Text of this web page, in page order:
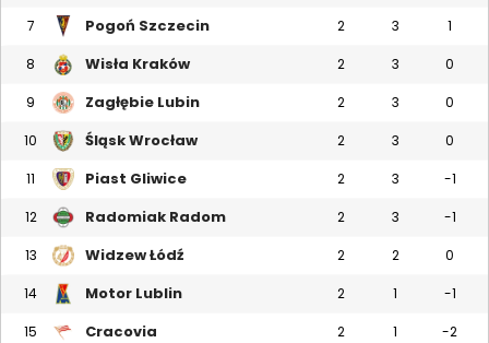
7 Pogoń Szczecin 2 3 1
8 Wisła Kraków 2 3 0
9 Zagłębie Lubin 2 3 0
10 Śląsk Wrocław 2 3 0
11 Piast Gliwice 2 3 -1
12 Radomiak Radom 2 3 -1
13 Widzew Łódź 2 2 0
14 Motor Lublin 2 1 -1
15 Cracovia 2 1 -2